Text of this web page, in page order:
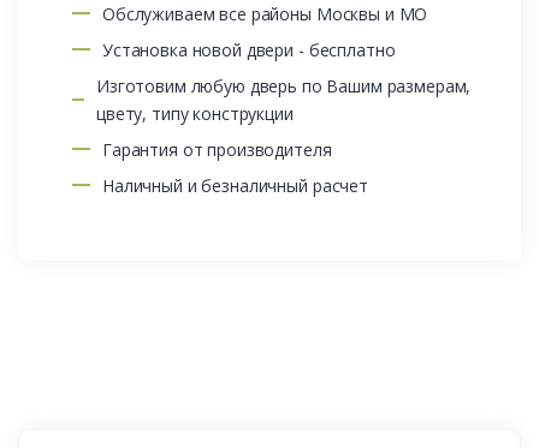
Обслуживаем все районы Москвы и МО
Установка новой двери - бесплатно
Изготовим любую дверь по Вашим размерам,
цвету, типу конструкции
Гарантия от производителя
Наличный и безналичный расчет